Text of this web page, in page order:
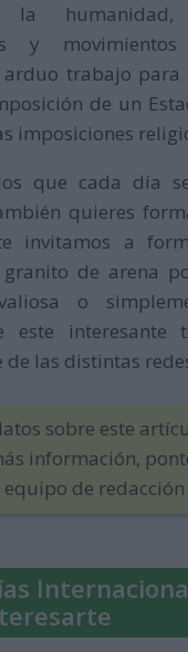
humanidad,
y
arduo trabajo
de un
imposiciones
que cada día
quieres
invitamos a
de arena
o
este interesante
de las distintas
sobre este
información,
equipo de